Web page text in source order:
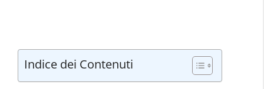
Indice dei Contenuti